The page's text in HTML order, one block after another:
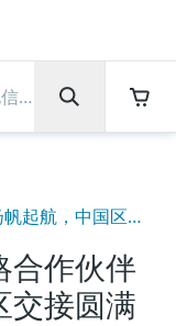
恩德斯豪斯与西克战略合作伙伴关系扬帆起航，中国区交接圆满收官！
合作伙伴
交接圆满